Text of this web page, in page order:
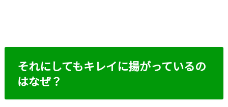
それにしてもキレイに揚がっているの
はなぜ？